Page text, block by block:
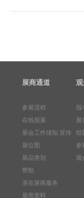
展商通道
参展流程
在线报展
展会工作须知 宣传
展位图
展品类别
赞助
潜在展商服务
展商资料
报
展
组
参
观